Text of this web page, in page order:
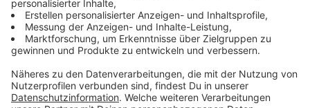
Wir verwenden einen Service eines
Drittanbieters, um Videoinhalte
einzubetten. Dieser Service kann
sammeln. Bitte lesen Sie die
Details durch und stimmen Sie der